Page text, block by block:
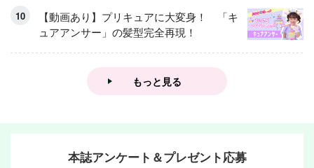
【動画あり】プリキュアに大変身！ 「キ
ュアアンサー」の髪型完全再現！
もっと見る
本誌アンケート＆プレゼント応募